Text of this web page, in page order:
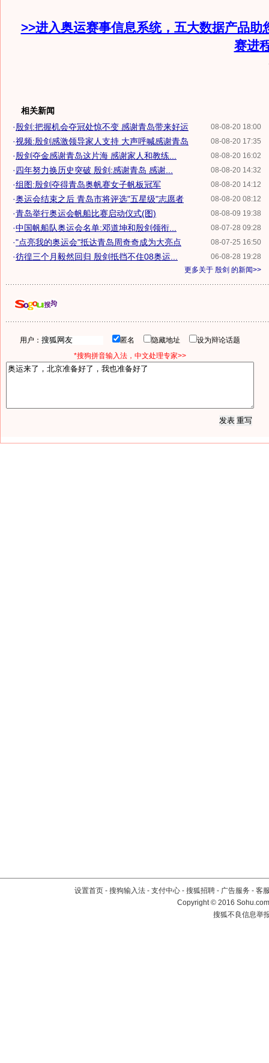
>>进入奥运赛事信息系统，五大数据产品助
赛进
相关新闻
08-08-20 18:00
·殷剑:把握机会夺冠处惊不变 感谢青岛带来好运
08-08-20 17:35
·视频:殷剑感激领导家人支持 大声呼喊感谢青岛
08-08-20 16:02
·殷剑夺金感谢青岛这片海 感谢家人和教练...
08-08-20 14:32
·四年努力换历史突破 殷剑:感谢青岛 感谢...
08-08-20 14:12
·组图:殷剑夺得青岛奥帆赛女子帆板冠军
08-08-20 08:12
·奥运会结束之后 青岛市将评选"五星级"志愿者
08-08-09 19:38
·青岛举行奥运会帆船比赛启动仪式(图)
08-07-28 09:28
·中国帆船队奥运会名单:邓道坤和殷剑领衔...
08-07-25 16:50
·"点亮我的奥运会"抵达青岛周奇奇成为大亮点
06-08-28 19:28
·彷徨三个月毅然回归 殷剑抵挡不住08奥运...
更多关于 殷剑 的新闻>>
用户： 匿名 隐藏地址
设为辩论话题
*搜狗拼音输入法，中文处理专家>>
设置首页 - 搜狗输入法 - 支付中心 - 搜狐招聘 - 广告服务 - 客
Copyright©2016
搜狐不良信息举